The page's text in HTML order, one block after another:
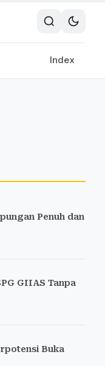
Index
Penuh dan
GIIAS Tanpa
Buka